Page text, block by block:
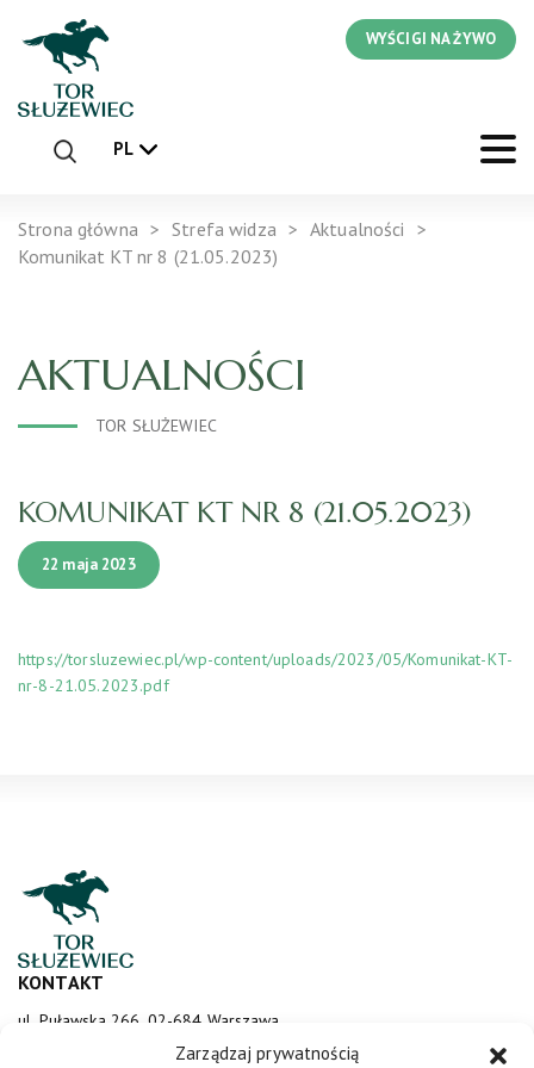
Zarządzaj prywatnością
WYŚCIGI NA ŻYWO
PL
Strona główna Strefa widza
Aktualności
Komunikat KT nr 8 (21.05.2023)
AKTUALNOŚCI
TOR SŁUŻEWIEC
KOMUNIKAT KT NR 8 (21.05.2023)
22 maja 2023
https://torsluzewiec.pl/wp-content/uploads/2023/05/Komunikat-KT-
nr-8-21.05.2023.pdf
KONTAKT
ul. Puławska 266, 02-684 Warszawa
sluzewiec@totalizator.pl